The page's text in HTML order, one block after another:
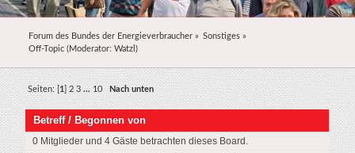
Forum des Bundes der Energieverbraucher» Sonstiges »
Off-Topic(Moderator: Watzl )
Seiten: [ 1] 2 3 ... 10 Nach unten
Betreff/ Begonnen von
0 Mitglieder und 4 Gäste betrachten dieses Board.